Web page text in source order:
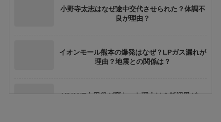
小野寺太志はなぜ途中交代させられた？体調不
良が理由？
イオンモール熊本の爆発はなぜ？LPガス漏れが
理由？地震との関係は？
VIVANT太田役が変わった理由は？飯沼愛がい